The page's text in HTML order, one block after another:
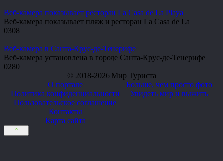
Веб-камера показывает ресторан La Casa de La Playa
Веб-камера показывает пляж и ресторан La Casa de La
0308
Веб-камера в Санта-Крус-де-Тенерифе
Веб-камера установлена в городе Санта-Крус-де-Тенерифе
0280
© 2018-2026 Мир Туриста
О портале
Политика конфиденциальности
Пользовательское соглашение
Контакты
Карта сайта
Больше, чем просто фото
Увидеть мир и выжить